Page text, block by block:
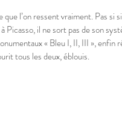
que l’on ressent vraiment. Pas
Picasso, il ne sort pas de son
« Bleu I, II, III », enfin
tous les deux, éblouis.